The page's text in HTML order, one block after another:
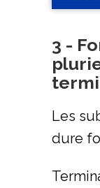
3 -
Les
dure